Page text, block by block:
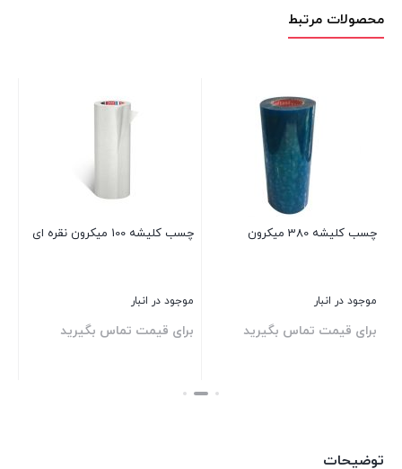
محصولات مرتبط
چسب کلیشه 380 میکرون
موجود در انبار
برای قیمت تماس بگیرید
چسب کلیشه 100 میکرون نقره ای
موجود در انبار
برای قیمت تماس بگیرید
بستن
توضیحات